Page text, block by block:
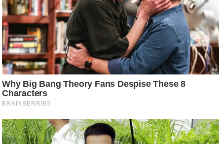
मा
/
ध
र्म
स्थ
ल
व्र
त
हा
र